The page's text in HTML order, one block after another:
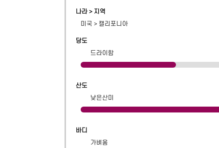
나라 > 지역
미국 > 캘리포니아
당도
드라이함
산도
낮은산미
바디
가벼움